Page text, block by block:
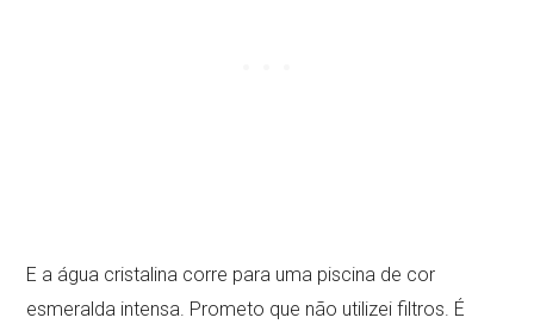
E a água cristalina corre para uma piscina de cor
esmeralda intensa. Prometo que não utilizei filtros. É